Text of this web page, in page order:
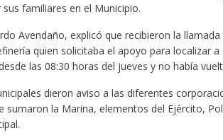
familiares en el Municipio.
Avendaño, explicó que recibieron la
quien solicitaba el apoyo para localizar a
las 08:30 horas del jueves y no había
dieron aviso a las diferentes
sumaron la Marina, elementos del Ejército,